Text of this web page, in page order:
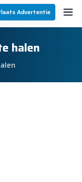
Advertentie
halen